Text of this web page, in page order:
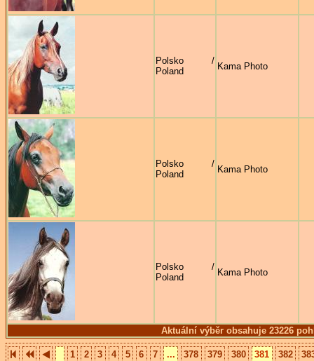
Aktuální výběr obsahuje 23226
Polsko /
Poland
Kama Photo
Polsko /
Poland
Kama Photo
Polsko /
Poland
Kama Photo
1 2 3 4 5 6 7 ... 378 379 380 381 382